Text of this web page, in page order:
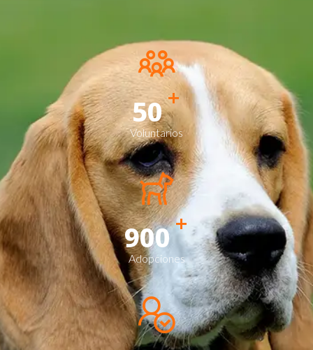
50+
Voluntarios
900+
Adopciones